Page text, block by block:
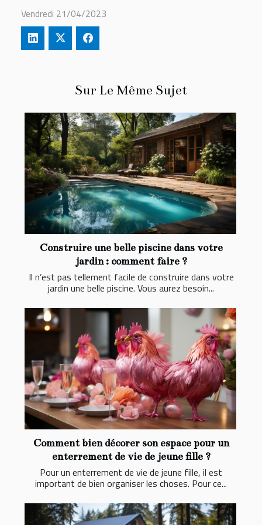
Sur Le Même Sujet
Construire une belle piscine dans votre
jardin : comment faire ?
Il n’est pas tellement facile de construire dans votre
jardin une belle piscine. Vous aurez besoin...
Comment bien décorer son espace pour un
enterrement de vie de jeune fille ?
Pour un enterrement de vie de jeune fille, il est
important de bien organiser les choses. Pour ce...
Vendredi 21/04/2023